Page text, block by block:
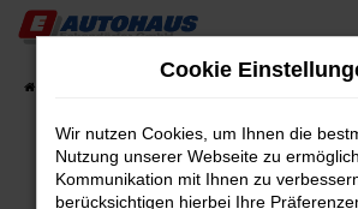
Zum
springen
Fahrzeugsuche
Cookie
Wir nutzen Cookies, um Ihnen die
Nutzung unserer Webseite zu
Kommunikation mit Ihnen zu
berücksichtigen hierbei Ihre